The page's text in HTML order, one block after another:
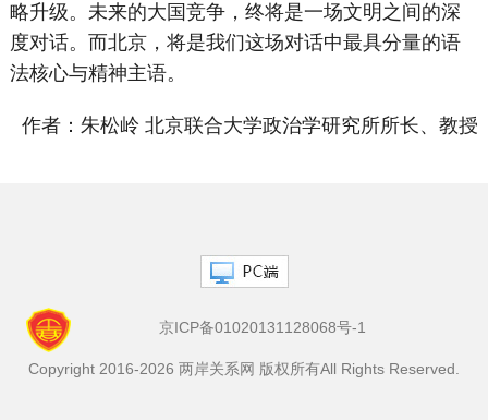
略升级。未来的大国竞争，终将是一场文明之间的深
度对话。而北京，将是我们这场对话中最具分量的语
法核心与精神主语。
作者：朱松岭 北京联合大学政治学研究所所长、教授
京ICP备01020131128068号-1
Copyright 2016-2026 两岸关系网 版权所有All Rights Reserved.